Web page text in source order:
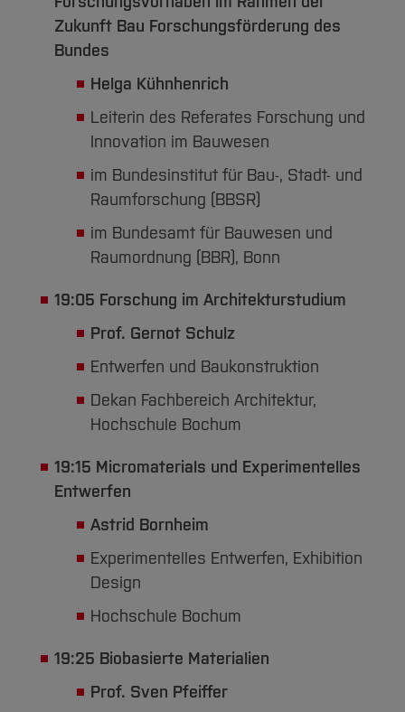
Zukunft Bau Forschungsförderung des
Bundes
Helga Kühnhenrich
Leiterin des Referates Forschung und
Innovation im Bauwesen
im Bundesinstitut für Bau-, Stadt- und
Raumforschung (BBSR)
im Bundesamt für Bauwesen und
Raumordnung (BBR), Bonn
19:05 Forschung im Architekturstudium
Prof. Gernot Schulz
Entwerfen und Baukonstruktion
Dekan Fachbereich Architektur,
Hochschule Bochum
19:15 Micromaterials und Experimentelles
Entwerfen
Astrid Bornheim
Experimentelles Entwerfen, Exhibition
Design
Hochschule Bochum
19:25 Biobasierte Materialien
Prof. Sven Pfeiffer